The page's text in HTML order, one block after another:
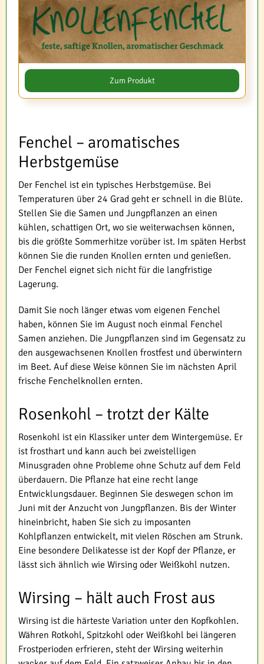
Zum Produkt
Fenchel – aromatisches
Herbstgemüse
Der Fenchel ist ein typisches Herbstgemüse. Bei
Temperaturen über 24 Grad geht er schnell in die Blüte.
Stellen Sie die Samen und Jungpflanzen an einen
kühlen, schattigen Ort, wo sie weiterwachsen können,
bis die größte Sommerhitze vorüber ist. Im späten Herbst
können Sie die runden Knollen ernten und genießen.
Der Fenchel eignet sich nicht für die langfristige
Lagerung.
Damit Sie noch länger etwas vom eigenen Fenchel
haben, können Sie im August noch einmal Fenchel
Samen anziehen. Die Jungpflanzen sind im Gegensatz zu
den ausgewachsenen Knollen frostfest und überwintern
im Beet. Auf diese Weise können Sie im nächsten April
frische Fenchelknollen ernten.
Rosenkohl – trotzt der Kälte
Rosenkohl ist ein Klassiker unter dem Wintergemüse. Er
ist frosthart und kann auch bei zweistelligen
Minusgraden ohne Probleme ohne Schutz auf dem Feld
überdauern. Die Pflanze hat eine recht lange
Entwicklungsdauer. Beginnen Sie deswegen schon im
Juni mit der Anzucht von Jungpflanzen. Bis der Winter
hineinbricht, haben Sie sich zu imposanten
Kohlpflanzen entwickelt, mit vielen Röschen am Strunk.
Eine besondere Delikatesse ist der Kopf der Pflanze, er
lässt sich ähnlich wie Wirsing oder Weißkohl nutzen.
Wirsing – hält auch Frost aus
Wirsing ist die härteste Variation unter den Kopfkohlen.
Währen Rotkohl, Spitzkohl oder Weißkohl bei längeren
Frostperioden erfrieren, steht der Wirsing weiterhin